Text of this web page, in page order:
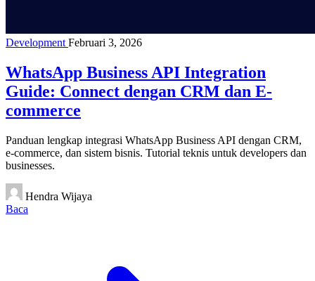
Development Februari 3, 2026
WhatsApp Business API Integration
Guide: Connect dengan CRM dan E-
commerce
Panduan lengkap integrasi WhatsApp Business API dengan CRM,
e-commerce, dan sistem bisnis. Tutorial teknis untuk developers dan
businesses.
Hendra Wijaya
Baca